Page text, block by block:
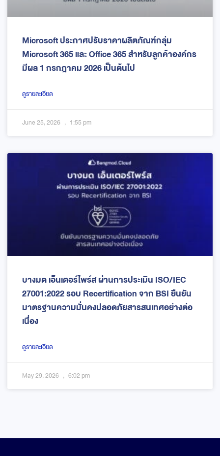
Microsoft ประกาศปรับราคาผลิตภัณฑ์กลุ่ม
Microsoft 365 และ Office 365 สำหรับลูกค้าองค์กร
มีผล 1 กรกฎาคม 2026 เป็นต้นไป
ดูรายละเอียด
June 25, 2026 1:55 pm
บางมด เอ็นเตอร์ไพร์ส ผ่านการประเมิน ISO/IEC
27001:2022 รอบ Recertification จาก BSI ยืนยัน
มาตรฐานความมั่นคงปลอดภัยสารสนเทศอย่างต่อ
เนื่อง
ดูรายละเอียด
May 29, 2026 6:02 pm